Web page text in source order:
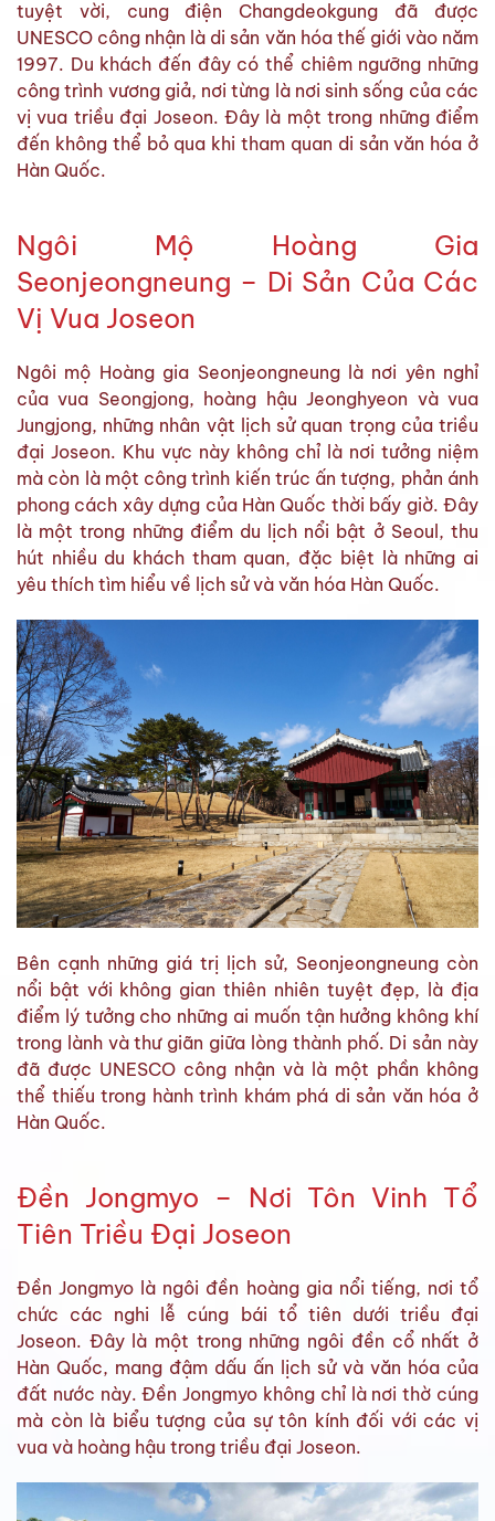
tuyệt vời, cung điện Changdeokgung đã được
UNESCO công nhận là di sản văn hóa thế giới vào năm
1997. Du khách đến đây có thể chiêm ngưỡng những
công trình vương giả, nơi từng là nơi sinh sống của các
vị vua triều đại Joseon. Đây là một trong những điểm
đến không thể bỏ qua khi tham quan di sản văn hóa ở
Hàn Quốc.
Ngôi Mộ Hoàng Gia
Seonjeongneung – Di Sản Của Các
Vị Vua Joseon
Ngôi mộ Hoàng gia Seonjeongneung là nơi yên nghỉ
của vua Seongjong, hoàng hậu Jeonghyeon và vua
Jungjong, những nhân vật lịch sử quan trọng của triều
đại Joseon. Khu vực này không chỉ là nơi tưởng niệm
mà còn là một công trình kiến trúc ấn tượng, phản ánh
phong cách xây dựng của Hàn Quốc thời bấy giờ. Đây
là một trong những điểm du lịch nổi bật ở Seoul, thu
hút nhiều du khách tham quan, đặc biệt là những ai
yêu thích tìm hiểu về lịch sử và văn hóa Hàn Quốc.
Bên cạnh những giá trị lịch sử, Seonjeongneung còn
nổi bật với không gian thiên nhiên tuyệt đẹp, là địa
điểm lý tưởng cho những ai muốn tận hưởng không khí
trong lành và thư giãn giữa lòng thành phố. Di sản này
đã được UNESCO công nhận và là một phần không
thể thiếu trong hành trình khám phá di sản văn hóa ở
Hàn Quốc.
Đền Jongmyo – Nơi Tôn Vinh Tổ
Tiên Triều Đại Joseon
Đền Jongmyo là ngôi đền hoàng gia nổi tiếng, nơi tổ
chức các nghi lễ cúng bái tổ tiên dưới triều đại
Joseon. Đây là một trong những ngôi đền cổ nhất ở
Hàn Quốc, mang đậm dấu ấn lịch sử và văn hóa của
đất nước này. Đền Jongmyo không chỉ là nơi thờ cúng
mà còn là biểu tượng của sự tôn kính đối với các vị
vua và hoàng hậu trong triều đại Joseon.